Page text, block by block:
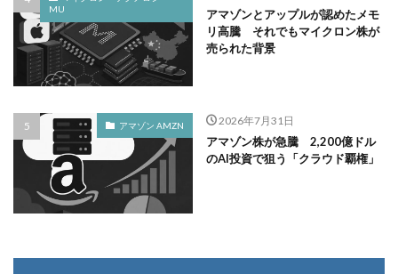
MU
アマゾンとアップルが認めたメモ
リ高騰 それでもマイクロン株が
売られた背景
アマゾン AMZN 2026年7月31日
アマゾン株が急騰 2,200億ドル
のAI投資で狙う「クラウド覇権」